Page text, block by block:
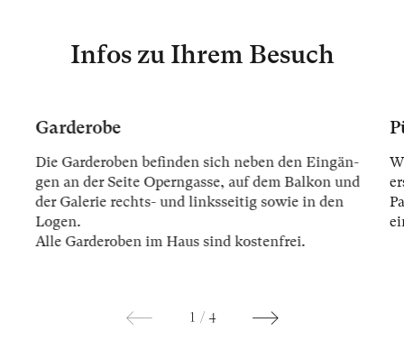
Infos zu Ihrem Besuch
Garderobe
Die Gar­der­oben be­fin­den sich ne­ben den Ein­gän­
gen an der Sei­te Opern­gas­se, auf dem Bal­kon und
der Ga­le­rie rechts- und links­sei­tig so­wie in den
Lo­gen.
Alle Gar­der­oben im Haus sind kos­ten­frei.
1 / 4